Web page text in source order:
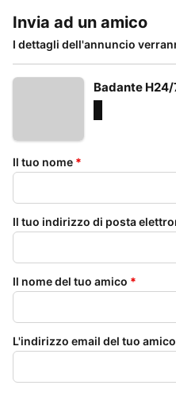
Invia ad un amico
I dettagli dell'annuncio
Badante
Il tuo nome *
Il tuo indirizzo di posta
Il nome del tuo amico *
L'indirizzo email del tuo amico